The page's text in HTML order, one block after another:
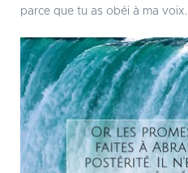
parce que tu as obéi à ma voix.